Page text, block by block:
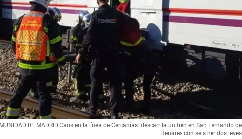
DE MADRID Caos en la línea de Cercanías: descarrila un tren en San Fernando de
Henares con seis heridos leves